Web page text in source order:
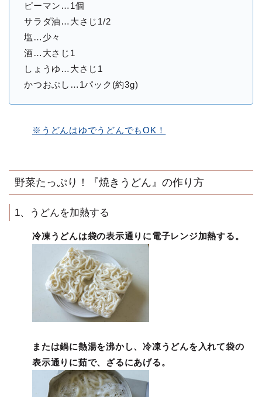
ピーマン…1個
サラダ油…大さじ1/2
塩…少々
酒…大さじ1
しょうゆ…大さじ1
かつおぶし…1パック(約3g)
※うどんはゆでうどんでもOK！
野菜たっぷり！『焼きうどん』の作り方
1、うどんを加熱する
冷凍うどんは袋の表示通りに電子レンジ加熱する。
または鍋に熱湯を沸かし、冷凍うどんを入れて袋の
表示通りに茹で、ざるにあげる。